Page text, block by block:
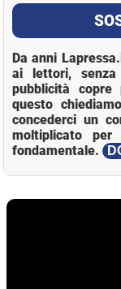
Da anni
ai lettori, senza
pubblicità
questo
concederci un
moltiplicato
fondamentale.